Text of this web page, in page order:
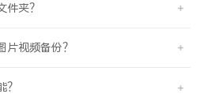
件夹？
视频备份？
？